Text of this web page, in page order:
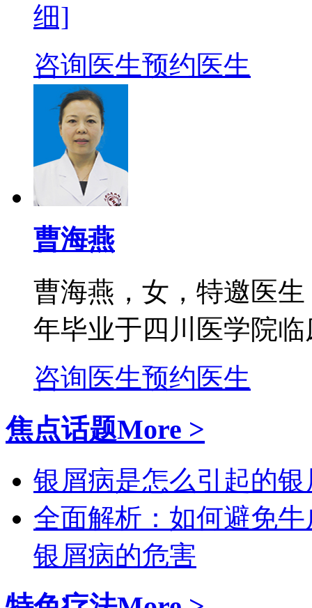
细]
咨询医生预约医生
曹海燕
曹海燕，女，特邀医
年毕业于四川医学院
咨询医生预约医生
焦点话题More >
银屑病是怎么引起的银
全面解析：如何避免
银屑病的危害